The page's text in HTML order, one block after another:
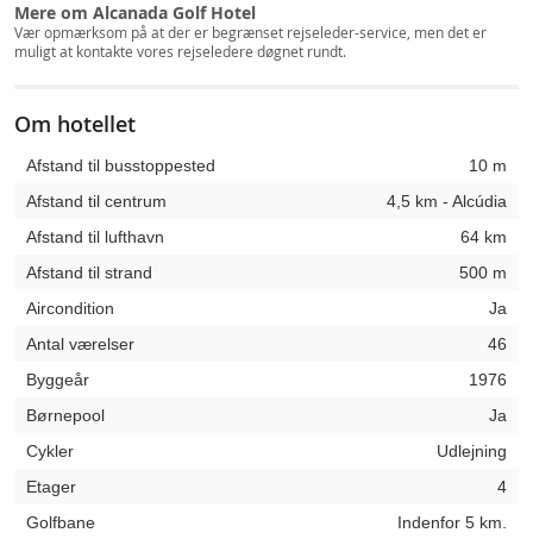
Mere om Alcanada Golf Hotel
Vær opmærksom på at der er begrænset rejseleder-service, men det er
muligt at kontakte vores rejseledere døgnet rundt.
Om hotellet
Afstand til busstoppested
10 m
Afstand til centrum
4,5 km - Alcúdia
Afstand til lufthavn
64 km
Afstand til strand
500 m
Aircondition
Ja
Antal værelser
46
Byggeår
1976
Børnepool
Ja
Cykler
Udlejning
Etager
4
Golfbane
Indenfor 5 km.